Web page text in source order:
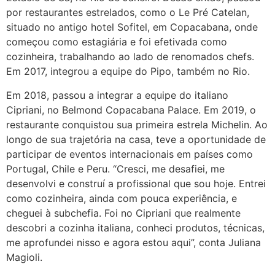
por restaurantes estrelados, como o Le Pré Catelan,
situado no antigo hotel Sofitel, em Copacabana, onde
começou como estagiária e foi efetivada como
cozinheira, trabalhando ao lado de renomados chefs.
Em 2017, integrou a equipe do Pipo, também no Rio.
Em 2018, passou a integrar a equipe do italiano
Cipriani, no Belmond Copacabana Palace. Em 2019, o
restaurante conquistou sua primeira estrela Michelin. Ao
longo de sua trajetória na casa, teve a oportunidade de
participar de eventos internacionais em países como
Portugal, Chile e Peru. “Cresci, me desafiei, me
desenvolvi e construí a profissional que sou hoje. Entrei
como cozinheira, ainda com pouca experiência, e
cheguei à subchefia. Foi no Cipriani que realmente
descobri a cozinha italiana, conheci produtos, técnicas,
me aprofundei nisso e agora estou aqui”, conta Juliana
Magioli.